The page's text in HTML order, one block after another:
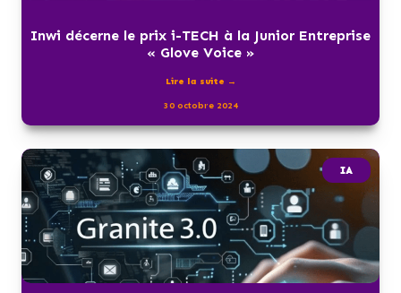
Inwi décerne le prix i-TECH à la Junior Entreprise
« Glove Voice »
Lire la suite →
30 octobre 2024
IA